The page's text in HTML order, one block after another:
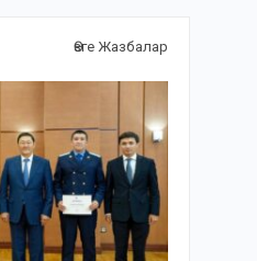
Өзге Жазбалар